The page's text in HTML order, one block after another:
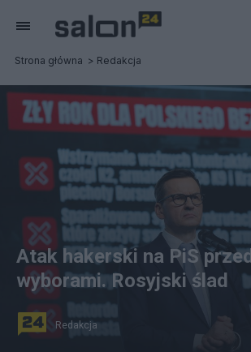
Strona główna Redakcja
Atak hakerski na PiS przed
wyborami. Rosyjski ślad
Redakcja